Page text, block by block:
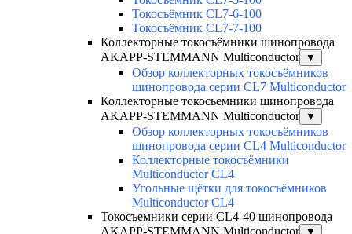
Токосъёмник CL7-6-100
Токосъёмник CL7-7-100
Коллекторные токосъёмники шинопровода
AKAPP-STEMMANN Multiconductor
▼
Обзор коллекторных токосъёмников
шинопровода серии CL7 Multiconductor
Коллекторные токосьемники шинопровода
AKAPP-STEMMANN Multiconductor
▼
Обзор коллекторных токосъёмников
шинопровода серии CL4 Multiconductor
Коллекторные токосъёмники
Multiconductor CL4
Угольные щётки для токосъёмников
Multiconductor CL4
Токосъемники серии CL4-40 шинопровода
AKAPP-STEMMANN Multiconductor